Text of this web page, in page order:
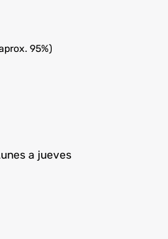
95%)
a jueves